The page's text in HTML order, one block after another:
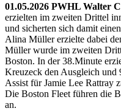
01.05.2026 PWHL Walter
erzielten im zweiten Drittel
und sicherten sich damit
Alina Müller erzielte dabei
Müller wurde im zweiten
Boston. In der 38.Minute
Kreuzeck den Ausgleich und
Assist für Jamie Lee Rattray
Die Boston Fleet führen die
an.